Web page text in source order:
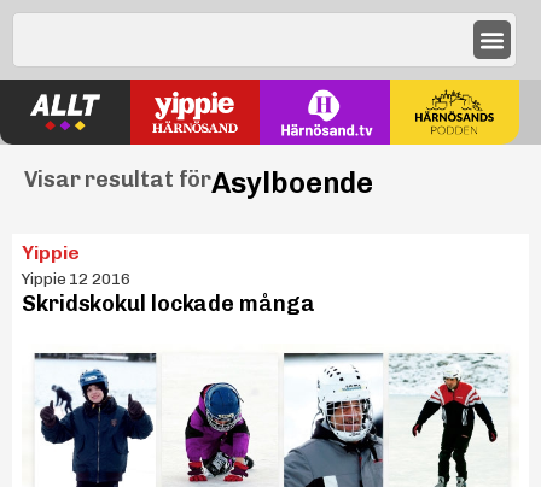
Visar resultat förAsylboende
Yippie
Yippie 12 2016
Skridskokul lockade många